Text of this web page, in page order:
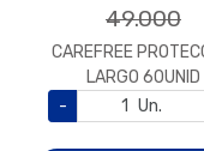
49.000
CAREFREE
LARGO 60UNID
-
Un.